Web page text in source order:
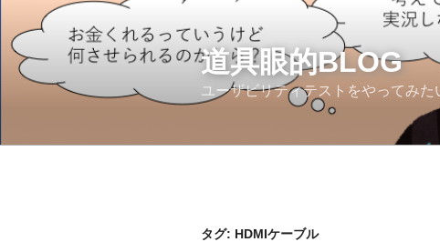
テ
道具眼的BLOG
ユーザビリティテストをやってみ
タグ: HDMIケーブル